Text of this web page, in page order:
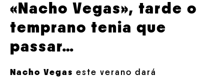
«Nacho Vegas», tarde o
temprano tenia que
passar…
Nacho Vegas este verano dará